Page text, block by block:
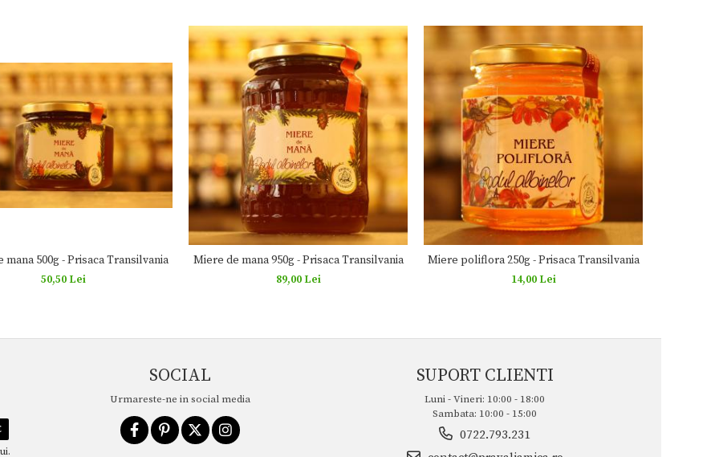
mana 500g - Prisaca Transilvania
50,50 Lei
Miere de mana 950g - Prisaca Transilvania
89,00 Lei
Miere poliflora 250g - Prisaca Transilvania
14,00 Lei
SOCIAL
Urmareste-ne in social media
SUPORT CLIENTI
Luni - Vineri: 10:00 - 18:00
Sambata: 10:00 - 15:00
0722.793.231